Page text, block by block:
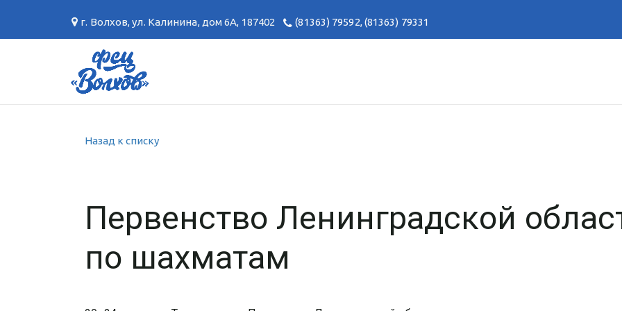
г. Волхов,ул. Калинина, дом 6А, 187402 (81363) 79592,(81363) 79331
Назад к списку
Первенство Ленинградской
по шахматам